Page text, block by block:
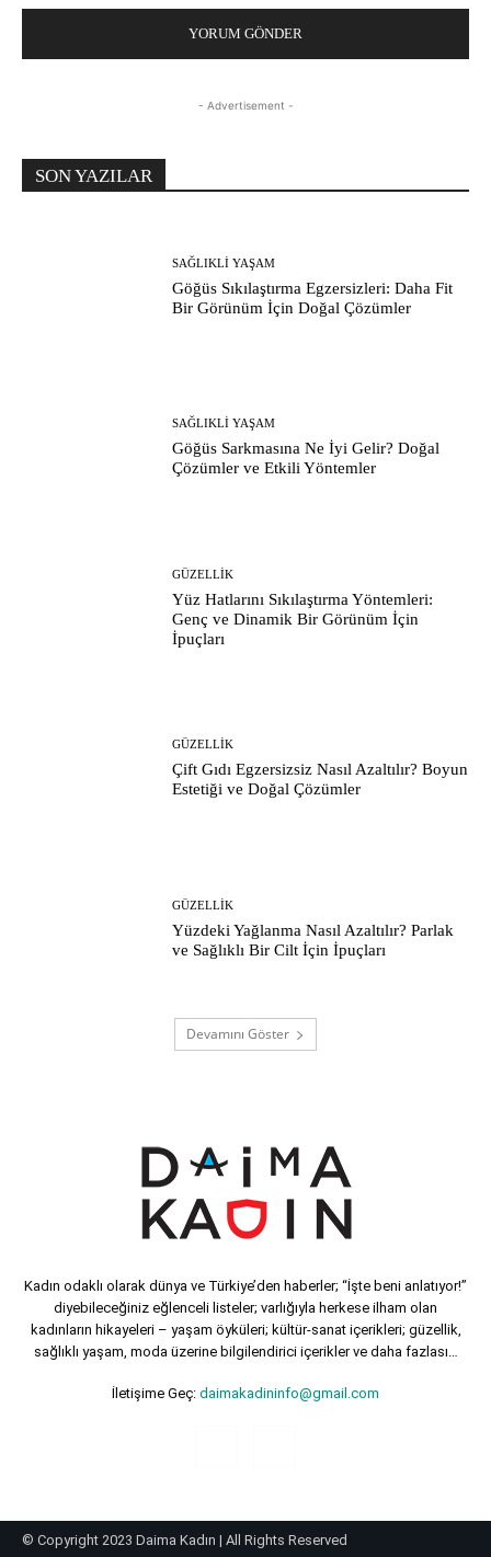
- Advertisement -
SON YAZILAR
SAĞLIKLI YAŞAM
Göğüs Sıkılaştırma Egzersizleri: Daha Fit
Bir Görünüm İçin Doğal Çözümler
SAĞLIKLI YAŞAM
Göğüs Sarkmasına Ne İyi Gelir? Doğal
Çözümler ve Etkili Yöntemler
GÜZELLIK
Yüz Hatlarını Sıkılaştırma Yöntemleri:
Genç ve Dinamik Bir Görünüm İçin
İpuçları
GÜZELLIK
Çift Gıdı Egzersizsiz Nasıl Azaltılır? Boyun
Estetiği ve Doğal Çözümler
GÜZELLIK
Yüzdeki Yağlanma Nasıl Azaltılır? Parlak
ve Sağlıklı Bir Cilt İçin İpuçları
Devamını Göster
Kadın odaklı olarak dünya ve Türkiye’den haberler; “İşte beni anlatıyor!”
diyebileceğiniz eğlenceli listeler; varlığıyla herkese ilham olan
kadınların hikayeleri – yaşam öyküleri; kültür-sanat içerikleri; güzellik,
sağlıklı yaşam, moda üzerine bilgilendirici içerikler ve daha fazlası…
İletişime Geç: daimakadininfo@gmail.com
© Copyright 2023 Daima Kadın | All Rights Reserved